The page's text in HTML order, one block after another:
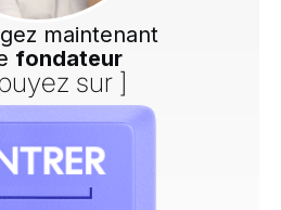
maintenant
fondateur
sur ]